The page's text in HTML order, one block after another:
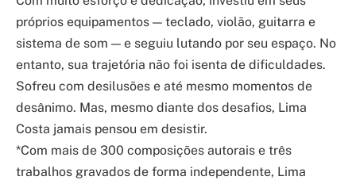
próprios equipamentos — teclado, violão, guitarra e
sistema de som — e seguiu lutando por seu espaço. No
entanto, sua trajetória não foi isenta de dificuldades.
Sofreu com desilusões e até mesmo momentos de
desânimo. Mas, mesmo diante dos desafios, Lima
Costa jamais pensou em desistir.
*Com mais de 300 composições autorais e três
trabalhos gravados de forma independente, Lima